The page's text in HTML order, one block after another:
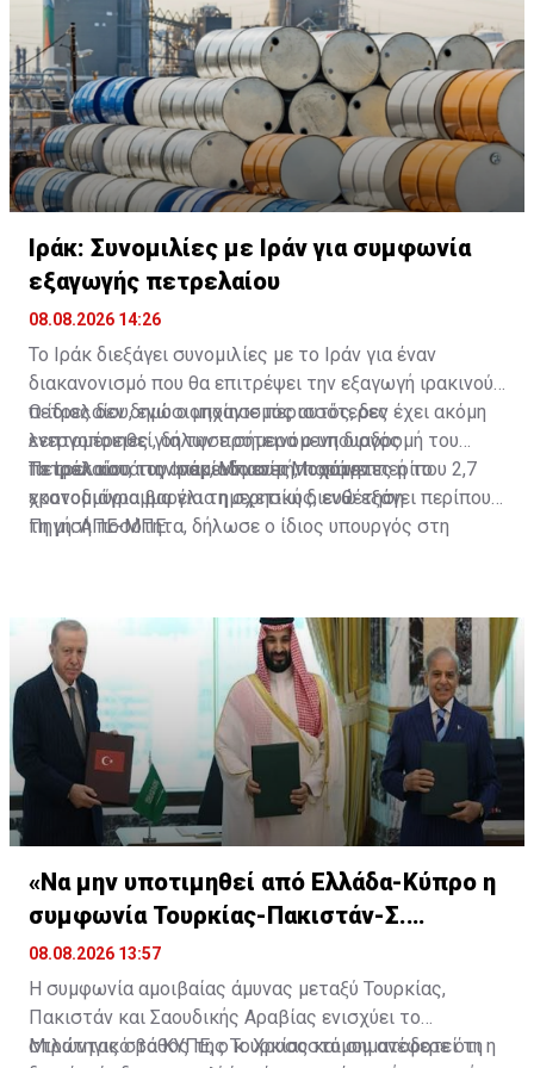
Ιράκ: Συνομιλίες με Ιράν για συμφωνία
εξαγωγής πετρελαίου
08.08.2026 14:26
Το Ιράκ διεξάγει συνομιλίες με το Ιράν για έναν
διακανονισμό που θα επιτρέψει την εξαγωγή ιρακινού
πετρελαίου, ενώ ο μηχανισμός αυτός, δεν έχει ακόμη
ενεργοποιηθεί, δήλωσε σήμερα ο υπουργός
Πετρελαίου του Ιράκ, Μπασίμ Μοχάμεντ.
Ο ίδιος δεν δημοσιοποίησε περισσότερες
λεπτομέρειες για την προτεινόμενη διαδρομή του
πετρελαίου, τις αναμενόμενες ποσότητες ή το
χρονοδιάγραμμα για τη σχετική διευθέτηση.
Το Ιράκ κατά την περίοδο αυτή, παράγει περίπου 2,7
εκατομμύρια βαρέλια ημερησίως, ενώ εξάγει περίπου
τη μισή ποσότητα, δήλωσε ο ίδιος υπουργός στη
στα 1,5 -1,75 εκατομμύρια βαρέλια ημερησίως.
Πηγή: ΑΠΕ-ΜΠΕ
«Να μην υποτιμηθεί από Ελλάδα-Κύπρο η
συμφωνία Τουρκίας-Πακιστάν-Σ.
Αραβίας»
08.08.2026 13:57
Η συμφωνία αμοιβαίας άμυνας μεταξύ Τουρκίας,
Πακιστάν και Σαουδικής Αραβίας ενισχύει το
στρατηγικό βάθος της Τουρκίας και σηματοδοτεί τη
Μιλώντας στο ΚΥΠΕ, ο κ. Χρυσοστόμου ανέφερε ότι η